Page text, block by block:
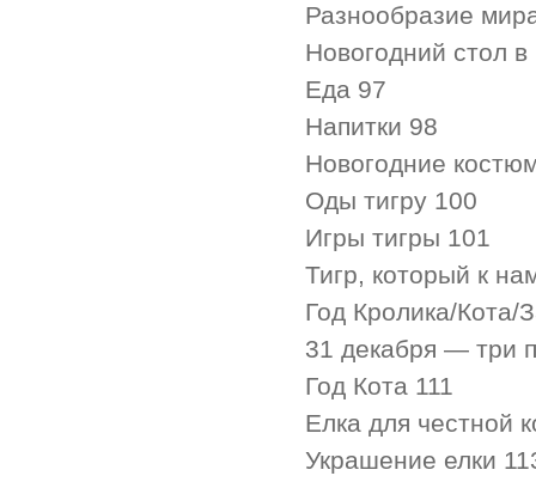
Разнообразие
Новогодний стол в
Еда 97
Напитки 98
Новогодние
Оды тигру 100
Игры тигры 101
Тигр, который к
Год Кролика/Кота/
31 декабря — три
Год Кота 111
Елка для честной
Украшение елки